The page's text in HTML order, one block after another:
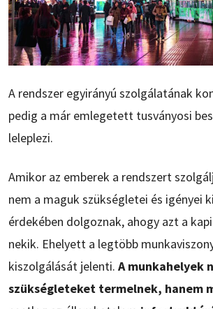
A rendszer egyirányú szolgálatának
pedig a már emlegetett tusványosi
leleplezi.
Amikor az emberek a rendszert
nem a maguk szükségletei és igényei
érdekében dolgoznak, ahogy azt a
nekik. Ehelyett a legtöbb
kiszolgálását jelenti. A munkahelyek
szükségleteket termelnek, hanem